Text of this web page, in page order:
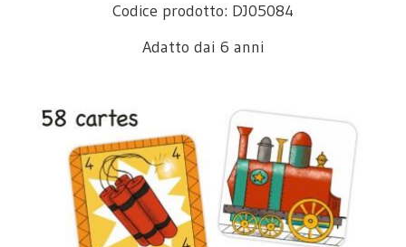
Codice prodotto: DJ05084
Adatto dai 6 anni